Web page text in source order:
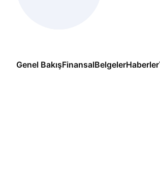
Genel BakışFinansalBelgelerHaberler